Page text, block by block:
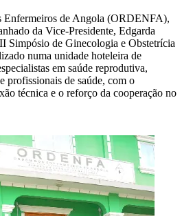
Enfermeiros de Angola (ORDENFA),
da Vice-Presidente, Edgarda
Simpósio de Ginecologia e Obstetrícia
numa unidade hoteleira de
em saúde reprodutiva,
profissionais de saúde, com o
técnica e o reforço da cooperação no